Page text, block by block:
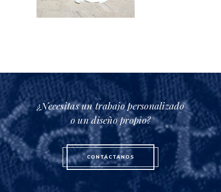
¿Necesitas un trabajo personalizado
o un diseño propio?
CONTÁCTANOS